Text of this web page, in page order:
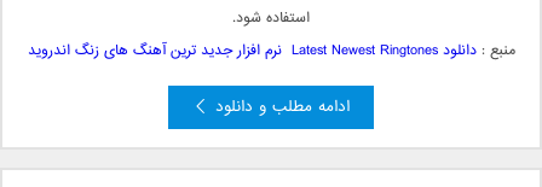
استفاده شود.
منبع :دانلود Latest Newest Ringtones نرم افزار جدید ترین آهنگ های زنگ اندروید
ادامه مطلب و دانلود